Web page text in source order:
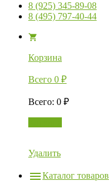
8 (925) 345-89-08
8 (495) 797-40-44
Корзина
Всего 0 ₽
Всего: 0 ₽
Удалить
Каталог товаров